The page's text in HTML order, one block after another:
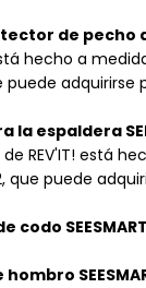
de pecho
hecho a
la espaldera
REV'IT! está
que puede
codo